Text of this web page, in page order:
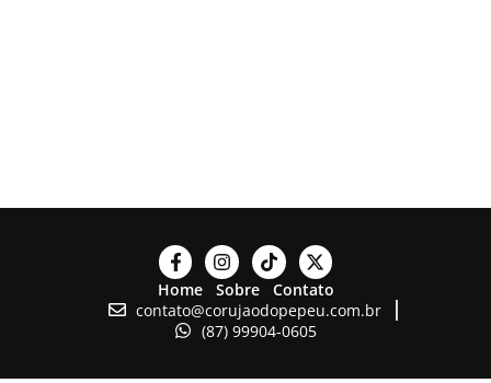
Home Sobre
Contato
contato@corujaodopepeu.com.br
(87) 99904-0605